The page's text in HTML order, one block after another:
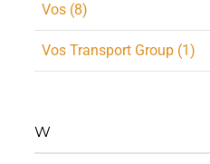
Vos (8)
Vos Transport Group (1)
W